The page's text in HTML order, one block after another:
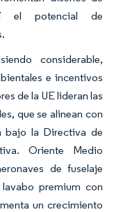
el potencial de
considerable,
e incentivos
de la UE lideran las
que se alinean con
bajo la Directiva de
Oriente Medio
de fuselaje
premium con
un crecimiento